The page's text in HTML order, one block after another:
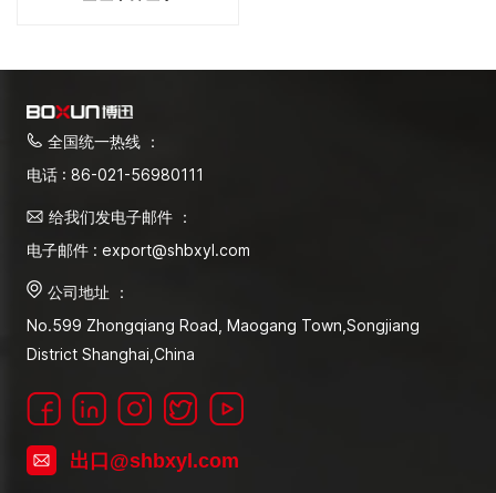
全国统一热线 ：
电话 : 86-021-56980111
给我们发电子邮件 ：
电子邮件 : export@shbxyl.com
公司地址 ：
No.599 Zhongqiang Road, Maogang Town,Songjiang
District Shanghai,China
出口@shbxyl.com